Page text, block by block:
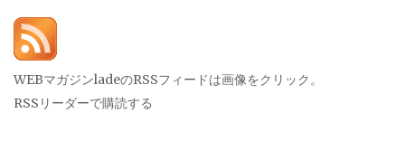
WEBマガジンladeのRSSフィードは画像をクリック。
RSSリーダーで購読する